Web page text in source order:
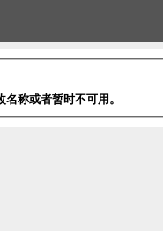
称或者暂时不可用。